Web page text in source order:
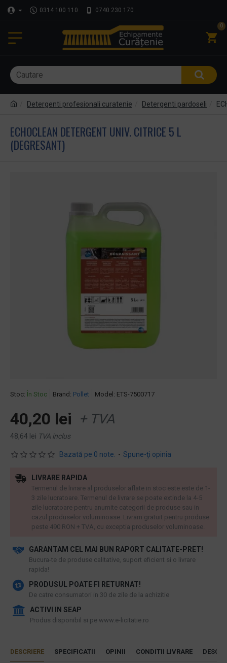
0314 100 110 0740 230 170
0
Detergenti profesionali curatenie Detergenti pardoseli
ECHOCLEAN DETERGENT UNIV. CITRICE 5 L
(DEGRESANT)
Stoc: În Stoc Brand: Pollet Model: ETS-7500717
Bazată pe 0 note. - Spune-ţi opinia
40,20 lei + TVA
48,64 lei TVA inclus
GARANTAM CEL MAI BUN RAPORT CALITATE-PRET!
​Bucura-te de produse calitative, suport eficient si o livrare
rapida!
PRODUSUL POATE FI RETURNAT!
De catre consumatori in 30 de zile de la achizitie
ACTIVI IN SEAP
Produs disponibil si pe www.e-licitatie.ro
LIVRARE RAPIDA
Termenul de livrare al produselor aflate in stoc este este de 1-
3 zile lucratoare. Termenul de livrare se poate extinde la 4-5
zile lucratoare pentru anumite categorii de produse sau in
cazul produselor voluminoase. Livram gratuit pentru produse
peste 490 RON + TVA, cu exceptia produselor voluminoase.
DESCRIERE SPECIFICATII OPINII CONDITII LIVRARE